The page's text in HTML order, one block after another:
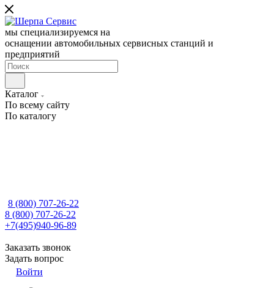
мы специализируемся на
оснащении автомобильных сервисных станций и
предприятий
Каталог
По всему сайту
По каталогу
8 (800) 707-26-22
8 (800) 707-26-22
+7(495)940-96-89
Заказать звонок
Задать вопрос
Войти